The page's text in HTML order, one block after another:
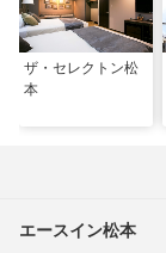
ザ・セレクトン松
本
エースイン松本